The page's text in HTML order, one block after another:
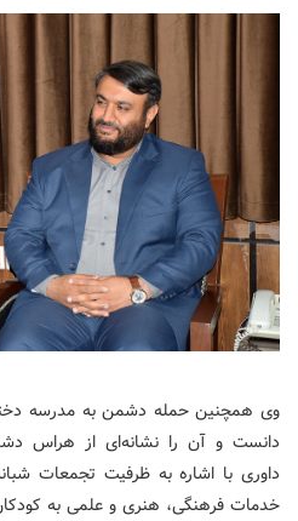
وی همچنین حمله دشمن به مدرسه
دانست و آن را نشانه‌ای از هراس
داوری با اشاره به ظرفیت تجمعات
خدمات فرهنگی، هنری و علمی به